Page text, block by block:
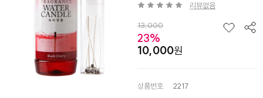
리뷰없음
13,000
23%
10,000
상품번호
2217